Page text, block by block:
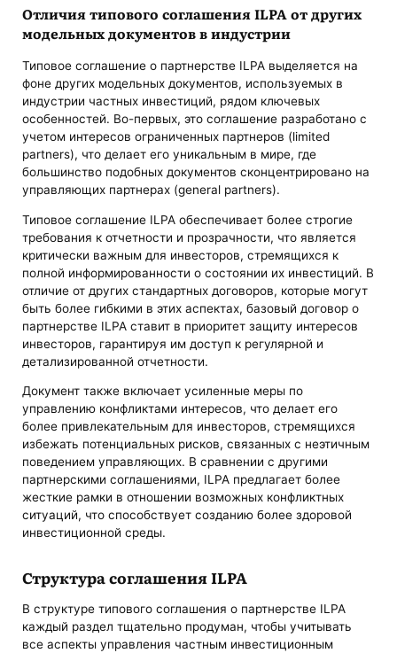
Отличия типового соглашения ILPA от других
модельных документов в индустрии
Типовое соглашение о партнерстве ILPA выделяется на
фоне других модельных документов, используемых в
индустрии частных инвестиций, рядом ключевых
особенностей. Во-первых, это соглашение разработано с
учетом интересов ограниченных партнеров (limited
partners), что делает его уникальным в мире, где
большинство подобных документов сконцентрировано на
управляющих партнерах (general partners).
Типовое соглашение ILPA обеспечивает более строгие
требования к отчетности и прозрачности, что является
критически важным для инвесторов, стремящихся к
полной информированности о состоянии их инвестиций. В
отличие от других стандартных договоров, которые могут
быть более гибкими в этих аспектах, базовый договор о
партнерстве ILPA ставит в приоритет защиту интересов
инвесторов, гарантируя им доступ к регулярной и
детализированной отчетности.
Документ также включает усиленные меры по
управлению конфликтами интересов, что делает его
более привлекательным для инвесторов, стремящихся
избежать потенциальных рисков, связанных с неэтичным
поведением управляющих. В сравнении с другими
партнерскими соглашениями, ILPA предлагает более
жесткие рамки в отношении возможных конфликтных
ситуаций, что способствует созданию более здоровой
инвестиционной среды.
Структура соглашения ILPA
В структуре типового соглашения о партнерстве ILPA
каждый раздел тщательно продуман, чтобы учитывать
все аспекты управления частным инвестиционным